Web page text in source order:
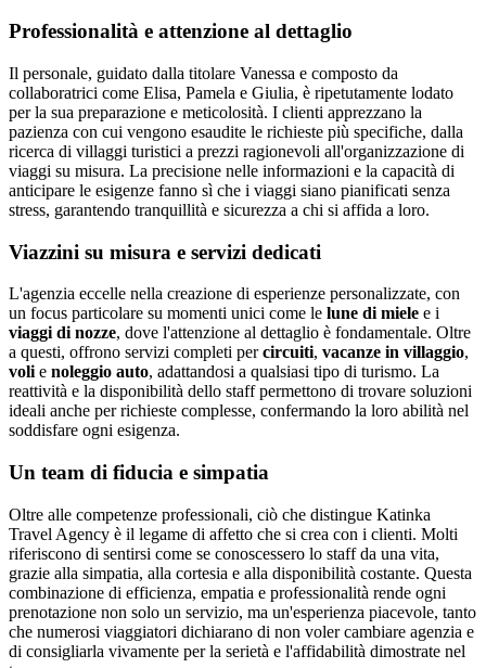
Professionalità e attenzione al dettaglio
Il personale, guidato dalla titolare Vanessa e composto da
collaboratrici come Elisa, Pamela e Giulia, è ripetutamente lodato
per la sua preparazione e meticolosità. I clienti apprezzano la
pazienza con cui vengono esaudite le richieste più specifiche, dalla
ricerca di villaggi turistici a prezzi ragionevoli all'organizzazione di
viaggi su misura. La precisione nelle informazioni e la capacità di
anticipare le esigenze fanno sì che i viaggi siano pianificati senza
stress, garantendo tranquillità e sicurezza a chi si affida a loro.
Viazzini su misura e servizi dedicati
L'agenzia eccelle nella creazione di esperienze personalizzate, con
un focus particolare su momenti unici come le lune di miele e i
viaggi di nozze, dove l'attenzione al dettaglio è fondamentale. Oltre
a questi, offrono servizi completi percircuiti, vacanze in villaggio,
voli e noleggio auto, adattandosi a qualsiasi tipo di turismo. La
reattività e la disponibilità dello staff permettono di trovare soluzioni
ideali anche per richieste complesse, confermando la loro abilità nel
soddisfare ogni esigenza.
Un team di fiducia e simpatia
Oltre alle competenze professionali, ciò che distingue Katinka
Travel Agency è il legame di affetto che si crea con i clienti. Molti
riferiscono di sentirsi come se conoscessero lo staff da una vita,
grazie alla simpatia, alla cortesia e alla disponibilità costante. Questa
combinazione di efficienza, empatia e professionalità rende ogni
prenotazione non solo un servizio, ma un'esperienza piacevole, tanto
che numerosi viaggiatori dichiarano di non voler cambiare agenzia e
di consigliarla vivamente per la serietà e l'affidabilità dimostrate nel